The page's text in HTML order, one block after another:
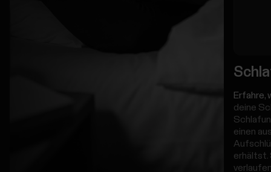
Erfahre,
deine
einen
erhältst.